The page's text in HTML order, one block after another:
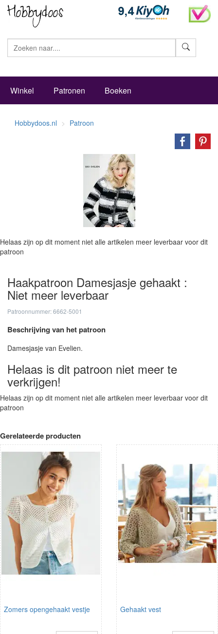
Winkel Patronen Boeken
Hobbydoos.nl Patroon
Helaas zijn op dit moment niet alle artikelen meer leverbaar voor dit
patroon
Haakpatroon Damesjasje gehaakt :
Niet meer leverbaar
Patroonnummer: 6662-5001
Beschrijving van het patroon
Damesjasje van Evelien.
Helaas is dit patroon niet meer te
verkrijgen!
Helaas zijn op dit moment niet alle artikelen meer leverbaar voor dit
patroon
Gerelateerde producten
Zomers opengehaakt vestje Gehaakt vest